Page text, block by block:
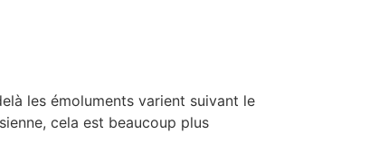
les émoluments varient suivant le
cela est beaucoup plus